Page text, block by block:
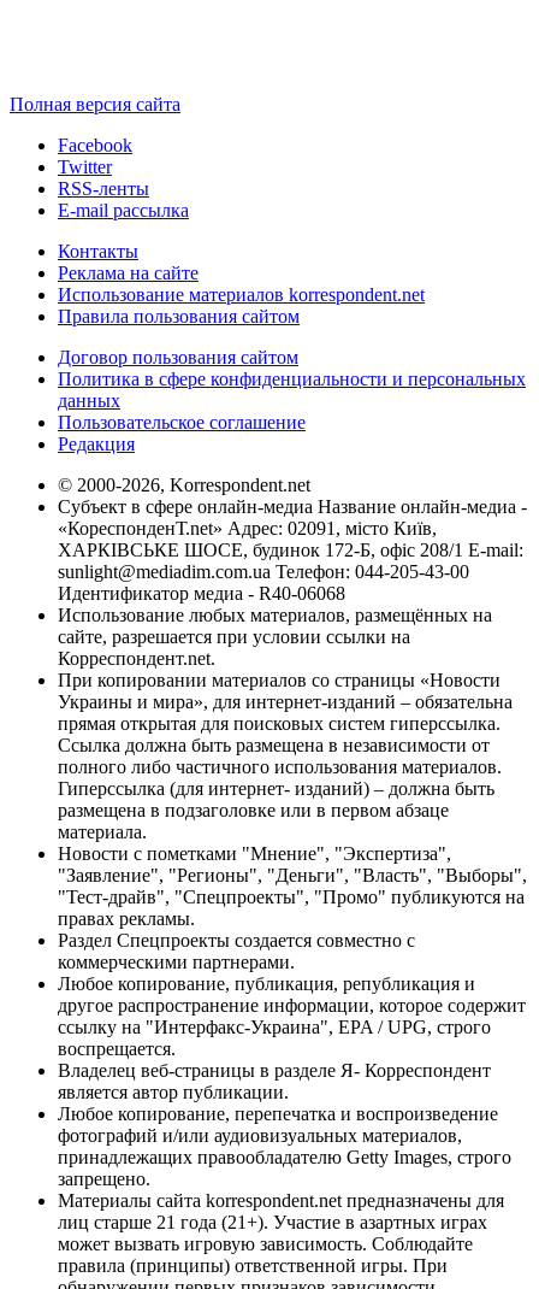
Полная версия сайта
Facebook
Twitter
RSS-ленты
E-mail рассылка
Контакты
Реклама на сайте
Использование материалов korrespondent.net
Правила пользования сайтом
Договор пользования сайтом
Политика в сфере конфиденциальности и персональных
данных
Пользовательское соглашение
Редакция
© 2000-2026, Korrespondent.net
Субъект в сфере онлайн-медиа Название онлайн-медиа -
«КореспонденТ.net» Адрес: 02091, місто Київ,
ХАРКІВСЬКЕ ШОСЕ, будинок 172-Б, офіс 208/1 E-mail:
sunlight@mediadim.com.ua Телефон: 044-205-43-00
Идентификатор медиа - R40-06068
Использование любых материалов, размещённых на
сайте, разрешается при условии ссылки на
Корреспондент.net.
При копировании материалов со страницы «Новости
Украины и мира», для интернет-изданий – обязательна
прямая открытая для поисковых систем гиперссылка.
Ссылка должна быть размещена в независимости от
полного либо частичного использования материалов.
Гиперссылка (для интернет- изданий) – должна быть
размещена в подзаголовке или в первом абзаце
материала.
Новости с пометками "Мнение", "Экспертиза",
"Заявление", "Регионы", "Деньги", "Власть", "Выборы",
"Тест-драйв", "Спецпроекты", "Промо" публикуются на
правах рекламы.
Раздел Спецпроекты создается совместно с
коммерческими партнерами.
Любое копирование, публикация, републикация и
другое распространение информации, которое содержит
ссылку на "Интерфакс-Украина", EPA / UPG, строго
воспрещается.
Владелец веб-страницы в разделе Я- Корреспондент
является автор публикации.
Любое копирование, перепечатка и воспроизведение
фотографий и/или аудиовизуальных материалов,
принадлежащих правообладателю Getty Images, строго
запрещено.
Материалы сайта korrespondent.net предназначены для
лиц старше 21 года (21+). Участие в азартных играх
может вызвать игровую зависимость. Соблюдайте
правила (принципы) ответственной игры. При